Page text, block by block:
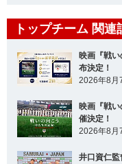
トップチーム 関連
映画『戦
布決定！
2026年8月
映画『戦い
催決定！
2026年8月
井口資仁